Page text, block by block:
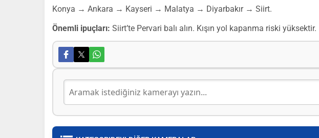
Konya → Ankara → Kayseri → Malatya → Diyarbakır → Siirt.
Önemli ipuçları: Siirt’te Pervari balı alın. Kışın yol kapanma riski yüksektir.